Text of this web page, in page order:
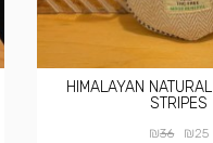
ארנק המפ - HIMALAYAN NATURAL
STRIPES
₪25
₪36